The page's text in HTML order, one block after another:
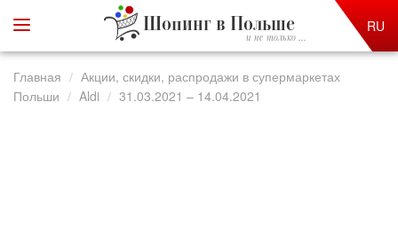
Шопинг в Польше
и не только ...
RU
Главная
Акции, скидки, распродажи в супермаркетах
Польши
Aldi 31.03.2021 – 14.04.2021